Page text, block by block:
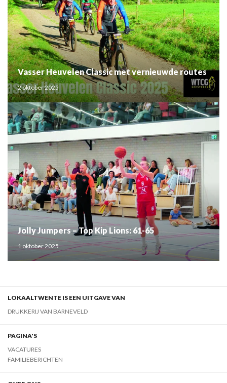
Vasser Heuvelen Classic met vernieuwde routes
2 oktober 2025
Jolly Jumpers – Top Kip Lions: 61-65
1 oktober 2025
LOKAALTWENTE IS EEN UITGAVE VAN
DRUKKERIJ VAN BARNEVELD
PAGINA'S
VACATURES
FAMILIEBERICHTEN